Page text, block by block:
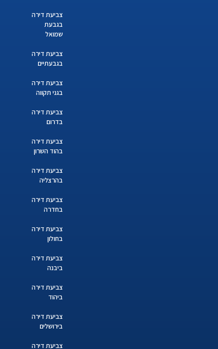
צביעת דירה
בגבעת
שמואל
צביעת דירה
בגבעתיים
צביעת דירה
בגני תקווה
צביעת דירה
בדרום
צביעת דירה
בהוד השרון
צביעת דירה
בהרצליה
צביעת דירה
בחדרה
צביעת דירה
בחולון
צביעת דירה
ביבנה
צביעת דירה
ביהוד
צביעת דירה
בירושלים
צביעת דירה